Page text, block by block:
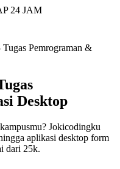
24 JAM
Pemrograman &
Desktop
Jokicodingku
aplikasi desktop form
dari 25k.